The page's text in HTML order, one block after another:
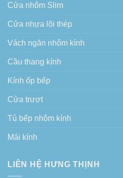
Cửa nhôm Slim
Cửa nhựa lõi thép
Vách ngăn nhôm kính
Cầu thang kính
Kính ốp bếp
Cửa trượt
Tủ bếp nhôm kính
Mái kính
LIÊN HỆ HƯNG THỊNH